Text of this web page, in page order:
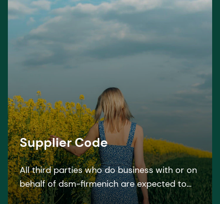
Supplier Code
All third parties who do business with or on
behalf of dsm-firmenich are expected to
follow the dsm-firmenich Supplier code and